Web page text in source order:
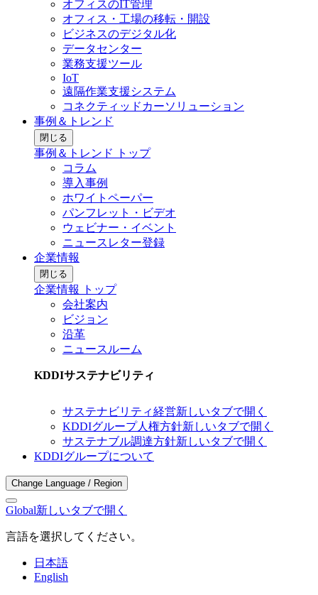
オフィスのIT管理
オフィス・工場の移転・開設
ビジネスのデジタル化
データセンター
業務支援ツール
IoT
遠隔作業支援システム
コネクティッドカーソリューション
事例＆トレンド
閉じる
事例＆トレンド トップ
コラム
導入事例
ホワイトペーパー
パンフレット・ビデオ
ウェビナー・イベント
ニュースレター登録
企業情報
閉じる
企業情報 トップ
会社案内
ビジョン
沿革
ニュースルーム
KDDIサステナビリティ
サステナビリティ経営新しいタブで開く
KDDIグループ人権方針新しいタブで開く
サステナブル調達方針新しいタブで開く
KDDIグループについて
Change Language / Region
Global新しいタブで開く
言語を選択してください。
日本語
English